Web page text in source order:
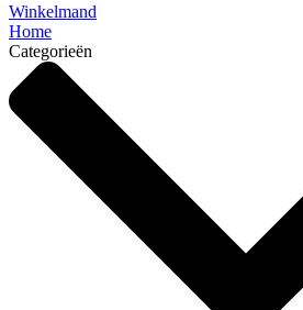
Winkelmand
Home
Categorieën